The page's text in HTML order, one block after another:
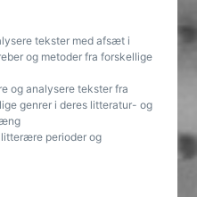
tekster med afsæt i
og metoder fra forskellige
og analysere tekster fra
genrer i deres litteratur- og
perioder og